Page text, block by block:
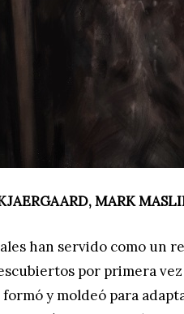
MARK
han servido como un
por primera vez
formó y moldeó para